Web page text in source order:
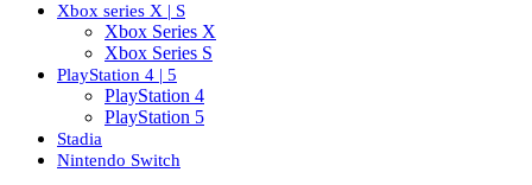
Xbox series X | S
Xbox Series X
Xbox Series S
PlayStation 4 | 5
PlayStation 4
PlayStation 5
Stadia
Nintendo Switch